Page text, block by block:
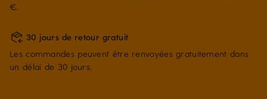
€.
30 jours de retour gratuit
Les commandes peuvent être renvoyées gratuitement dans
un délai de 30 jours.